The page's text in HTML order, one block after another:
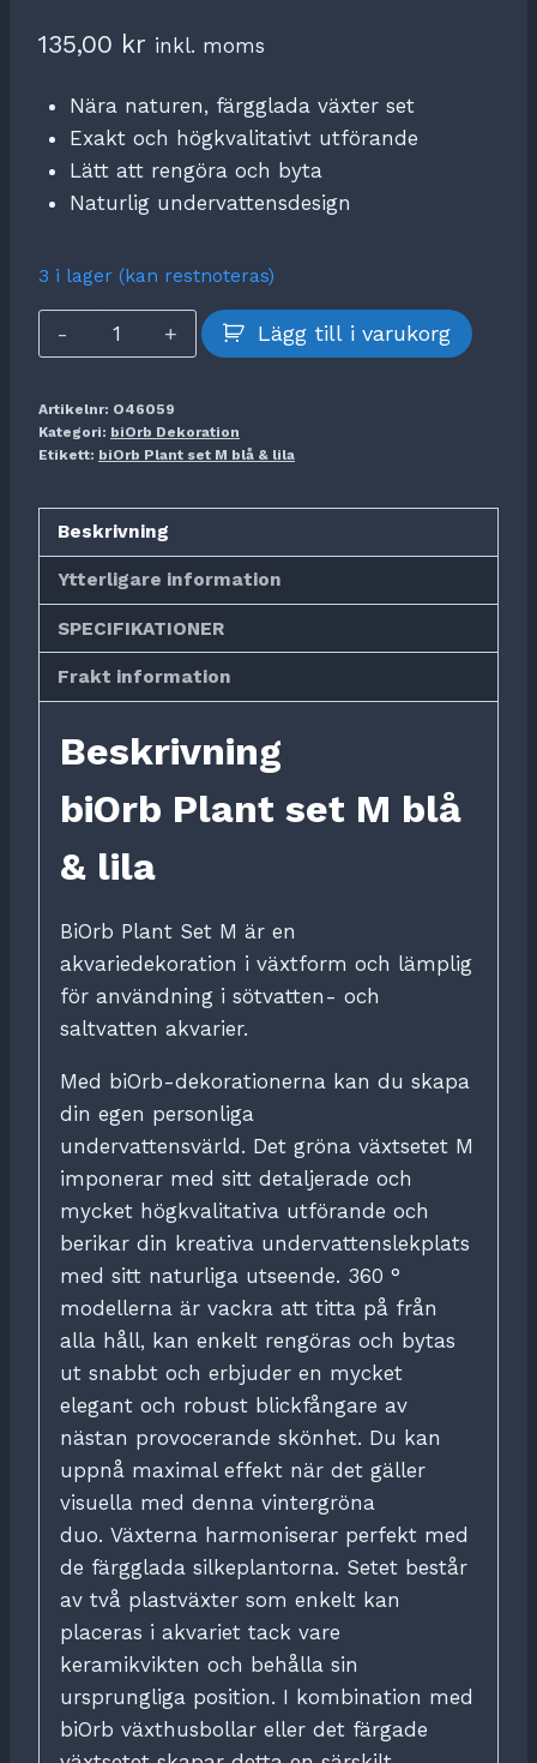
135,00 kr inkl. moms
Nära naturen, färgglada växter set
Exakt och högkvalitativt utförande
Lätt att rengöra och byta
Naturlig undervattensdesign
3 i lager (kan restnoteras)
biOrb
Plant
M
blå
lila
mängd
Lägg till i varukorg
Artikelnr: O46059
Kategori: biOrb Dekoration
Etikett: biOrb Plant set M blå & lila
Beskrivning
Ytterligare information
SPECIFIKATIONER
Frakt information
Beskrivning
biOrb Plant set M blå
& lila
BiOrb Plant Set M är en
akvariedekoration i växtform och lämplig
för användning i sötvatten- och
saltvatten akvarier.
Med biOrb-dekorationerna kan du skapa
din egen personliga
undervattensvärld. Det gröna växtsetet M
imponerar med sitt detaljerade och
mycket högkvalitativa utförande och
berikar din kreativa undervattenslekplats
med sitt naturliga utseende. 360 °
modellerna är vackra att titta på från
alla håll, kan enkelt rengöras och bytas
ut snabbt och erbjuder en mycket
elegant och robust blickfångare av
nästan provocerande skönhet. Du kan
uppnå maximal effekt när det gäller
visuella med denna vintergröna
duo. Växterna harmoniserar perfekt med
de färgglada silkeplantorna. Setet består
av två plastväxter som enkelt kan
placeras i akvariet tack vare
keramikvikten och behålla sin
ursprungliga position. I kombination med
biOrb växthusbollar eller det färgade